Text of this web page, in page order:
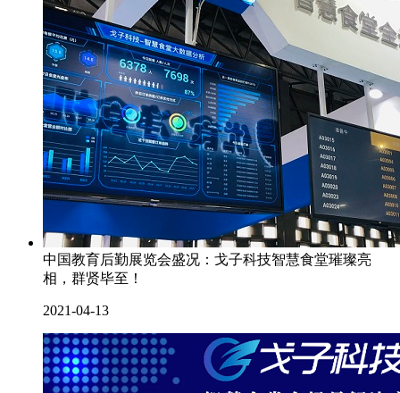
中国教育后勤展览会盛况：戈子科技智慧食堂璀璨亮
相，群贤毕至！
2021-04-13